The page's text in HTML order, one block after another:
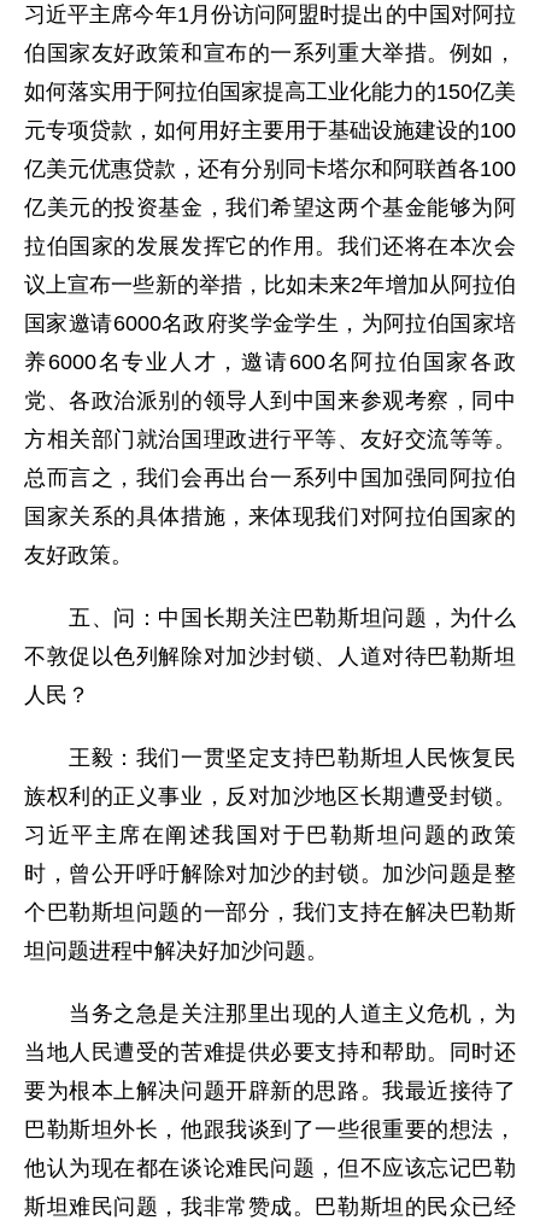
习近平主席今年1月份访问阿盟时提出的中国对阿拉
伯国家友好政策和宣布的一系列重大举措。例如，
如何落实用于阿拉伯国家提高工业化能力的150亿美
元专项贷款，如何用好主要用于基础设施建设的100
亿美元优惠贷款，还有分别同卡塔尔和阿联酋各100
亿美元的投资基金，我们希望这两个基金能够为阿
拉伯国家的发展发挥它的作用。我们还将在本次会
议上宣布一些新的举措，比如未来2年增加从阿拉伯
国家邀请6000名政府奖学金学生，为阿拉伯国家培
养6000名专业人才，邀请600名阿拉伯国家各政
党、各政治派别的领导人到中国来参观考察，同中
方相关部门就治国理政进行平等、友好交流等等。
总而言之，我们会再出台一系列中国加强同阿拉伯
国家关系的具体措施，来体现我们对阿拉伯国家的
友好政策。
五、问：中国长期关注巴勒斯坦问题，为什么
不敦促以色列解除对加沙封锁、人道对待巴勒斯坦
人民？
王毅：我们一贯坚定支持巴勒斯坦人民恢复民
族权利的正义事业，反对加沙地区长期遭受封锁。
习近平主席在阐述我国对于巴勒斯坦问题的政策
时，曾公开呼吁解除对加沙的封锁。加沙问题是整
个巴勒斯坦问题的一部分，我们支持在解决巴勒斯
坦问题进程中解决好加沙问题。
当务之急是关注那里出现的人道主义危机，为
当地人民遭受的苦难提供必要支持和帮助。同时还
要为根本上解决问题开辟新的思路。我最近接待了
巴勒斯坦外长，他跟我谈到了一些很重要的想法，
他认为现在都在谈论难民问题，但不应该忘记巴勒
斯坦难民问题，我非常赞成。巴勒斯坦的民众已经